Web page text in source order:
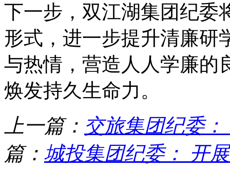
下一步，双江湖集团纪委
形式，进一步提升清廉研
与热情，营造人人学廉的
焕发持久生命力。
上一篇： 交旅集团纪委
篇： 城投集团纪委： 开